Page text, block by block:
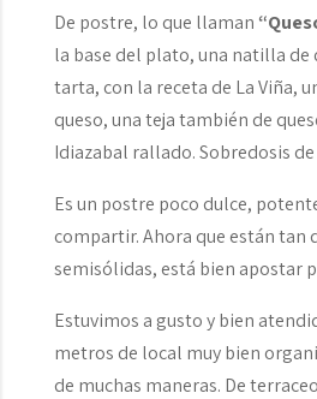
De postre, lo que llaman
la base del plato, una natilla de
tarta, con la receta de La Viña,
queso, una teja también de
Idiazabal rallado. Sobredosis de
Es un postre poco dulce,
compartir. Ahora que están tan
semisólidas, está bien apostar
Estuvimos a gusto y bien
metros de local muy bien
de muchas maneras. De